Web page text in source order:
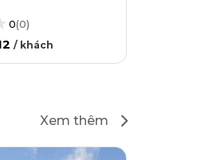
0(0)
/ khách
Xem thêm